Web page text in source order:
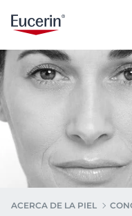
ACERCA DE LA PIEL